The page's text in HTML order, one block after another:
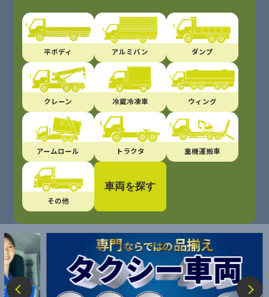
平ボディ アルミバン ダンプ
クレーン 冷蔵冷凍車 ウィング
アームロール トラクタ 重機運搬車
その他
車両を探す
形状
大きさ 大型 増トン 中型 小型
メーカー